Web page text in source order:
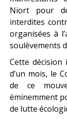
Niort pour
interdites
organisées à
soulèvements
Cette décision
d’un mois, le
de ce
éminemment
de lutte